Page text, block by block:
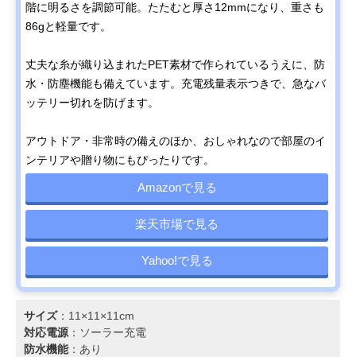
階に明るさを調節可能。たたむと厚さ12mmになり、重さも
86gと軽量です。
丈夫な糸が織り込まれたPET素材で作られているうえに、防
水・防塵機能も備えています。充電残量表示つきで、急なバ
ッテリー切れを防げます。
アウトドア・非常時の備えのほか、おしゃれなので部屋のイ
ンテリアや贈り物にもぴったりです。
Amazonで見る
楽天市場で見る
Yahoo!で見る
サイズ：11×11×11cm
対応電源：‎ソーラー充電
防水機能：あり